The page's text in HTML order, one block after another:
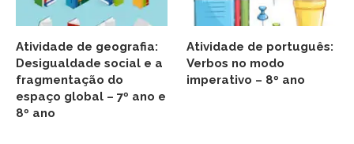
Atividade de geografia:
Desigualdade social e a
fragmentação do
espaço global – 7º ano e
8º ano
Atividade de português:
Verbos no modo
imperativo – 8º ano